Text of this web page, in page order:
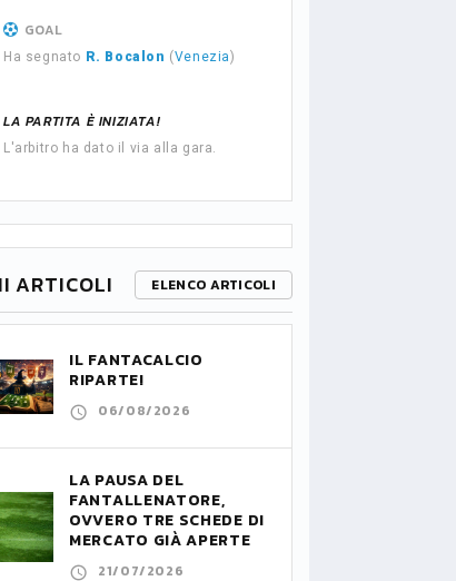
GOAL
Ha segnato R. Bocalon (Venezia)
LA PARTITA È INIZIATA!
L'arbitro ha dato il via alla gara.
ARTICOLI ELENCO ARTICOLI
IL FANTACALCIO
RIPARTE!
06/08/2026
LA PAUSA DEL
FANTALLENATORE,
OVVERO TRE SCHEDE DI
MERCATO GIÀ APERTE
21/07/2026